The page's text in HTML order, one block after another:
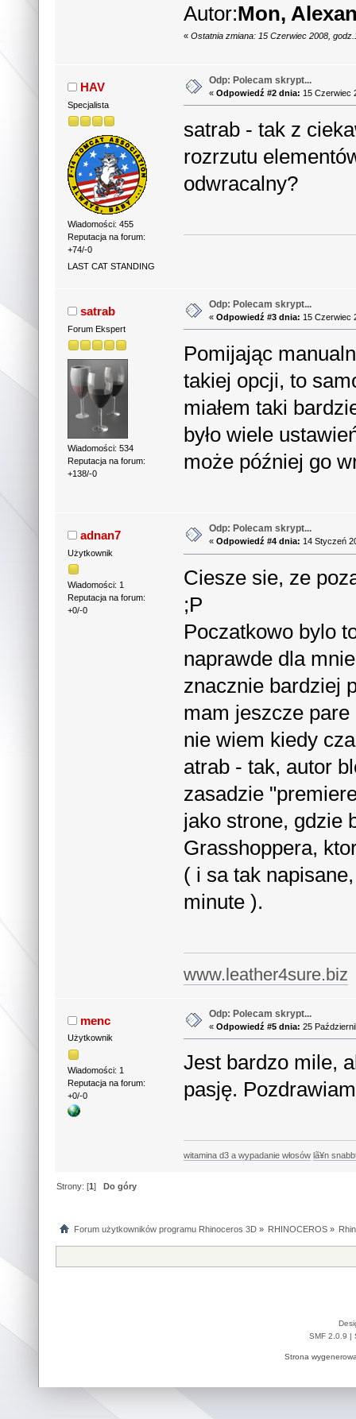
yo =
zo =
co(0) = bbObject(0)(0)+0.5*xo
Rhino.MoveObject theObject,
Next
Rhino.EnableRedraw (vbTrue)
Autor:Mon,
«Ostatnia zmiana: 15 Czerwiec 2008,
HAV
Specjalista
Wiadomości: 455
Reputacja na forum:
+74/-0
LAST CAT STANDING
Odp: Polecam skrypt...
«Odpowiedź #2 dnia: 15 Czerwiec
satrab - tak z
rozrzutu
odwracalny?
satrab
Forum Ekspert
Wiadomości: 534
Reputacja na forum:
+138/-0
Odp: Polecam skrypt...
«Odpowiedź #3 dnia: 15 Czerwiec
Pomijając
takiej opcji, to
miałem taki
było wiele
może później go
adnan7
Użytkownik
Wiadomości: 1
Reputacja na forum:
+0/-0
Odp: Polecam skrypt...
«Odpowiedź #4 dnia: 14 Styczeń
Ciesze sie, ze
;P
Poczatkowo bylo
naprawde dla
znacznie bardziej
mam jeszcze
nie wiem kiedy
atrab - tak, autor
zasadzie
jako strone, gdzie
Grasshoppera,
( i sa tak
minute ).
www.leather4sure.biz
menc
Użytkownik
Wiadomości: 1
Reputacja na forum:
+0/-0
Odp: Polecam skrypt...
«Odpowiedź #5 dnia: 25
Jest bardzo mile,
pasję.
witamina d3 a wypadanie włosów lã¥n
Strony: [1]Do góry
Forum użytkowników programu Rhinoceros 3D» RHINOCEROS»
SMF 2.0.9 |
Strona